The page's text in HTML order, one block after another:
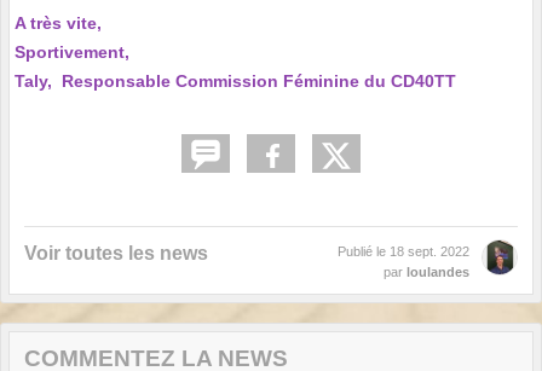
A très vite,
Sportivement,
Taly, Responsable Commission Féminine du CD40TT
Voir toutes les news Publié le 18 sept. 2022
par loulandes
COMMENTEZ LA NEWS